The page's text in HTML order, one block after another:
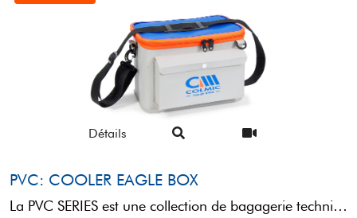
Détails
PVC: COOLER EAGLE BOX
La PVC SERIES est une collection de bagagerie technique conçue pour le transport et le rangement de ...